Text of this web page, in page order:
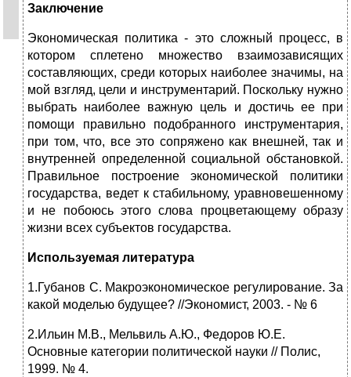
Заключение
Экономическая политика - это сложный процесс, в
котором сплетено множество взаимозависящих
составляющих, среди которых наиболее значимы, на
мой взгляд, цели и инструментарий. Поскольку нужно
выбрать наиболее важную цель и достичь ее при
помощи правильно подобранного инструментария,
при том, что, все это сопряжено как внешней, так и
внутренней определенной социальной обстановкой.
Правильное построение экономической политики
государства, ведет к стабильному, уравновешенному
и не побоюсь этого слова процветающему образу
жизни всех субъектов государства.
Используемая литература
1.Губанов С. Макроэкономическое регулирование. За
какой моделью будущее? //Экономист, 2003. - № 6
2.Ильин М.В., Мельвиль А.Ю., Федоров Ю.Е.
Основные категории политической науки // Полис,
1999. № 4.